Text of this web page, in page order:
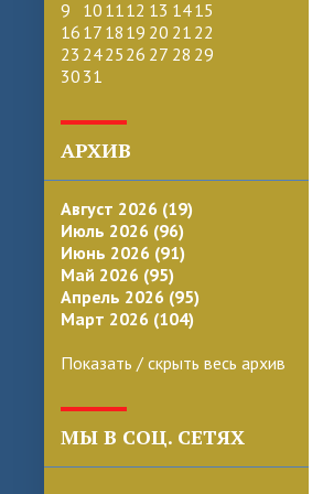
9
10 1112 13 1415
16 17 18 19 20 21 22
23 2425 26 27 28 29
30 31
АРХИВ
Август 2026 (19)
Июль 2026 (96)
Июнь 2026 (91)
Май 2026 (95)
Апрель 2026 (95)
Март 2026 (104)
Показать / скрыть весь архив
МЫ В СОЦ. СЕТЯХ